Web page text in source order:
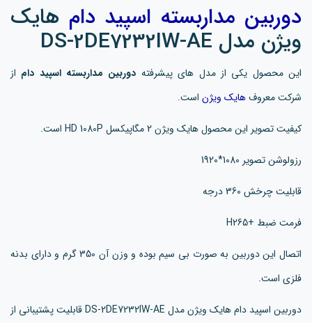
دوربین مداربسته اسپید دام هایک
ویژن مدل DS-2DE7232IW-AE
این محصول یکی از مدل های پیشرفته دوربین مداربسته اسپید دام از
شرکت معروفهایک ویژن است.
کیفیت تصویر این محصول هایک ویژن 2 مگاپیکسل HD 1080P است.
رزولوشن تصویر 1080*1920
قابلیت چرخش 360 درجه
فرمت ضبط +H265
اتصال این دوربین به صورت بی سیم بوده و وزن آن 350 گرم و دارای بدنه
فلزی است.
دوربین اسپید دام هایک ویژن مدل DS-2DE7232IW-AE قابلیت پشتیبانی از